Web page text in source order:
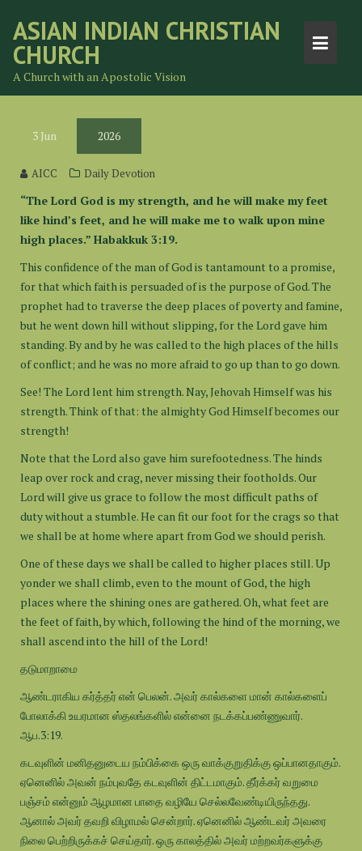
content
ASIAN INDIAN CHRISTIAN
CHURCH
A Church with an Apostolic Vision
3 Jun 2026
AICC Daily Devotion
“The Lord God is my strength, and he will make my feet
like hind’s feet, and he will make me to walk upon mine
high places.” Habakkuk 3:19.
This confidence of the man of God is tantamount to a promise,
for that which faith is persuaded of is the purpose of God. The
prophet had to traverse the deep places of poverty and famine,
but he went down hill without slipping, for the Lord gave him
standing. By and by he was called to the high places of the hills
of conflict; and he was no more afraid to go up than to go down.
See! The Lord lent him strength. Nay, Jehovah Himself was his
strength. Think of that: the almighty God Himself becomes our
strength!
Note that the Lord also gave him surefootedness. The hinds
leap over rock and crag, never missing their footholds. Our
Lord will give us grace to follow the most difficult paths of
duty without a stumble. He can fit our foot for the crags so that
we shall be at home where apart from God we should perish.
One of these days we shall be called to higher places still. Up
yonder we shall climb, even to the mount of God, the high
places where the shining ones are gathered. Oh, what feet are
the feet of faith, by which, following the hind of the morning, we
shall ascend into the hill of the Lord!
தடுமாறாமை
ஆண்டராகிய கர்த்தர் என் பெலன். அவர் கால்களை மான் கால்களைப்
போலாக்கி உயரமான ஸ்தலங்களில் என்னை நடக்கப்பண்ணுவார்.
ஆப.3:19.
கடவுளின் மனிதனுடைய நம்பிக்கை ஒரு வாக்குறுதிக்கு ஒப்பானதாகும்.
ஏனெனில் அவன் நம்புவதே கடவுளின் திட்டமாகும். தீர்க்கர் வறுமை
பஞ்சம் என்னும் ஆழமான பாதை வழியே செல்லவேண்டியிருந்தது.
ஆனால் அவர் தவறி விழாமல் சென்றார். ஏனெனில் ஆண்டவர் அவரை
நிலை பெற்றிருக்கச் செய்தார். ஒரு காலத்தில் அவர் மற்றவர்களுக்கு